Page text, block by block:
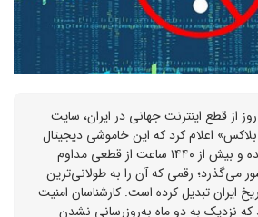
قطع اینترنت جهانی در ایران، سایت
اعلام کرد که این خاموشی دیجیتال
وارد سومین ماه خود شده و بیش از ۱۴۴۰ ساعت از قطعی مداوم
می‌گذرد؛ رقمی که آن را به طولانی‌ترین
ایران تبدیل کرده است. کارشناسان امنیت
نزدیک به دو ماه به‌روزرسانی نشدن